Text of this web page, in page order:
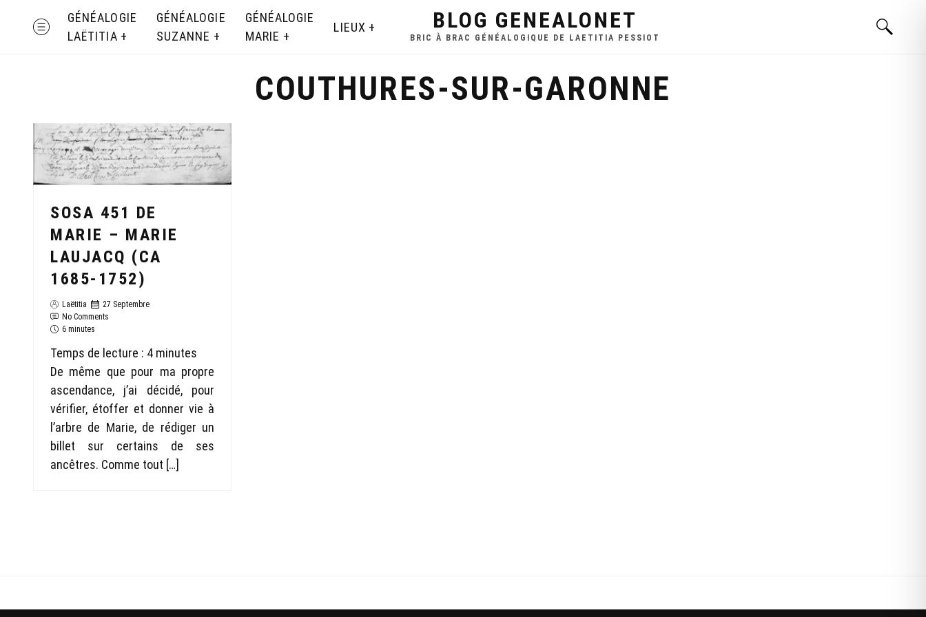
MENU
GÉNÉALOGIE
LAËTITIA
GÉNÉALOGIE
SUZANNE
GÉNÉALOGIE
MARIE
LIEUX BLOG GENEALONET
BRIC À BRAC GÉNÉALOGIQUE DE LAETITIA PESSIOT
COUTHURES-SUR-GARONNE
SOSA 451 DE
MARIE – MARIE
LAUJACQ (CA
1685-1752)
Laëtitia
27 Septembre
No Comments
6 minutes
Temps de lecture : 4 minutes
De même que pour ma propre
ascendance, j’ai décidé, pour
vérifier, étoffer et donner vie à
l’arbre de Marie, de rédiger un
billet sur certains de ses
ancêtres. Comme tout […]